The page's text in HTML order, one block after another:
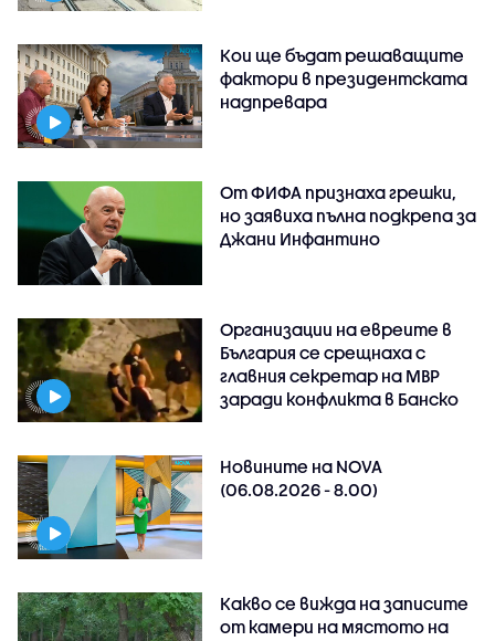
Кои ще бъдат решаващите
фактори в президентската
надпревара
От ФИФА признаха грешки,
но заявиха пълна подкрепа за
Джани Инфантино
Организации на евреите в
България се срещнаха с
главния секретар на МВР
заради конфликта в Банско
Новините на NOVA
(06.08.2026 - 8.00)
Какво се вижда на записите
от камери на мястото на